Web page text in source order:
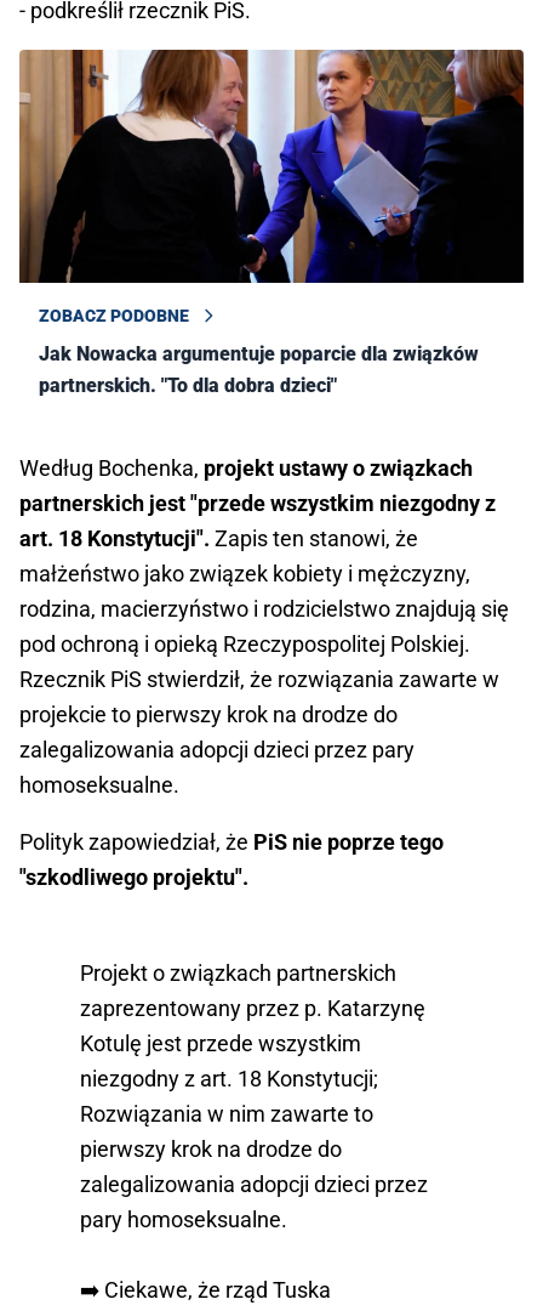
- podkreślił rzecznik PiS.
ZOBACZ PODOBNE
Jak Nowacka argumentuje poparcie dla związków
partnerskich. "To dla dobra dzieci"
Według Bochenka, projekt ustawy o związkach
partnerskich jest "przede wszystkim niezgodny z
art. 18 Konstytucji". Zapis ten stanowi, że
małżeństwo jako związek kobiety i mężczyzny,
rodzina, macierzyństwo i rodzicielstwo znajdują się
pod ochroną i opieką Rzeczypospolitej Polskiej.
Rzecznik PiS stwierdził, że rozwiązania zawarte w
projekcie to pierwszy krok na drodze do
zalegalizowania adopcji dzieci przez pary
homoseksualne.
Polityk zapowiedział, że PiS nie poprze tego
"szkodliwego projektu".
Projekt o związkach partnerskich
zaprezentowany przez p. Katarzynę
Kotulę jest przede wszystkim
niezgodny z art. 18 Konstytucji;
Rozwiązania w nim zawarte to
pierwszy krok na drodze do
zalegalizowania adopcji dzieci przez
pary homoseksualne.
➡️ Ciekawe, że rząd Tuska